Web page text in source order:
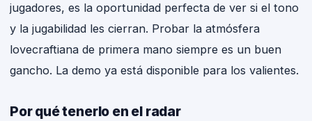
jugadores, es la oportunidad perfecta de ver si el tono
y la jugabilidad les cierran. Probar la atmósfera
lovecraftiana de primera mano siempre es un buen
gancho. La demo ya está disponible para los valientes.
Por qué tenerlo en el radar